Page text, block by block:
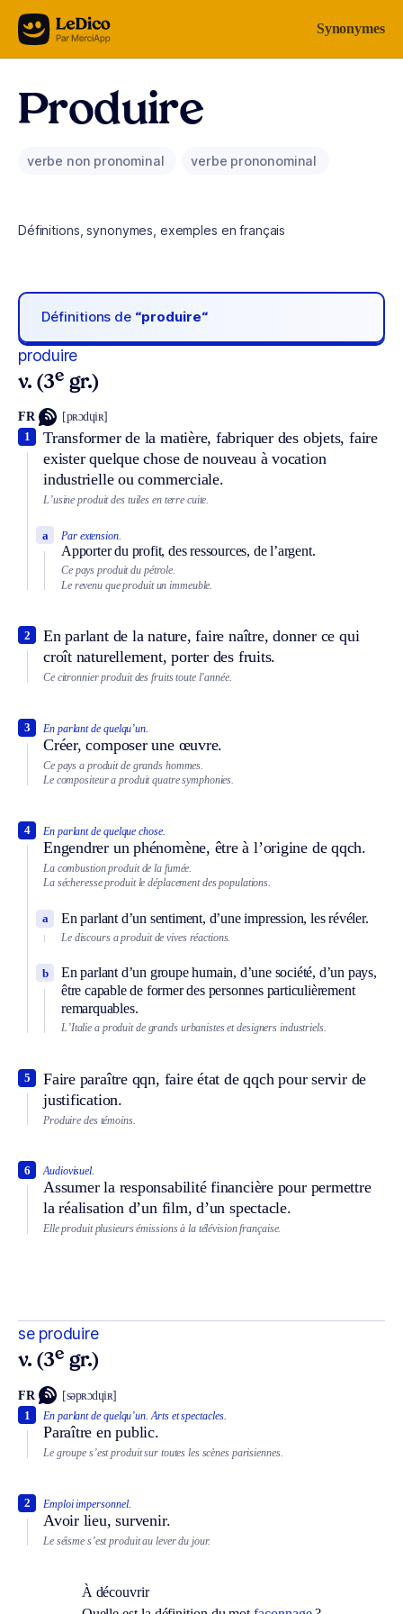
Aller au contenu Synonymes
Produire
verbe non pronominal verbe prononominal
Définitions, synonymes, exemples en français
Définitions de “produire“
produire
v. (3e gr.)
FR [pʀɔdɥiʀ]
Transformer de la matière, fabriquer des objets, faire
exister quelque chose de nouveau à vocation
industrielle ou commerciale.
1
L’usine produit des tuiles en terre cuite.
Par extension.
Apporter du profit, des ressources, de l’argent.
a
Ce pays produit du pétrole.
Le revenu que produit un immeuble.
En parlant de la nature, faire naître, donner ce qui
croît naturellement, porter des fruits.
2
Ce citronnier produit des fruits toute l’année.
En parlant de quelqu’un.
Créer, composer une œuvre.
3
Ce pays a produit de grands hommes.
Le compositeur a produit quatre symphonies.
En parlant de quelque chose.
Engendrer un phénomène, être à l’origine de qqch.
4
La combustion produit de la fumée.
La sécheresse produit le déplacement des populations.
En parlant d’un sentiment, d’une impression, les révéler.
a
Le discours a produit de vives réactions.
En parlant d’un groupe humain, d’une société, d’un pays,
être capable de former des personnes particulièrement
remarquables.
b
L’Italie a produit de grands urbanistes et designers industriels.
Faire paraître qqn, faire état de qqch pour servir de
justification.
5
Produire des témoins.
Audiovisuel.
Assumer la responsabilité financière pour permettre
la réalisation d’un film, d’un spectacle.
6
Elle produit plusieurs émissions à la télévision française.
se produire
v. (3e gr.)
FR [səpʀɔdɥiʀ]
En parlant de quelqu’un. Arts et spectacles.
Paraître en public.
1
Le groupe s’est produit sur toutes les scènes parisiennes.
Emploi impersonnel.
Avoir lieu, survenir.
2
Le séisme s’est produit au lever du jour.
À découvrir